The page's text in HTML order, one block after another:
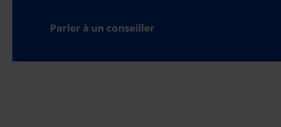
Parler à un conseiller